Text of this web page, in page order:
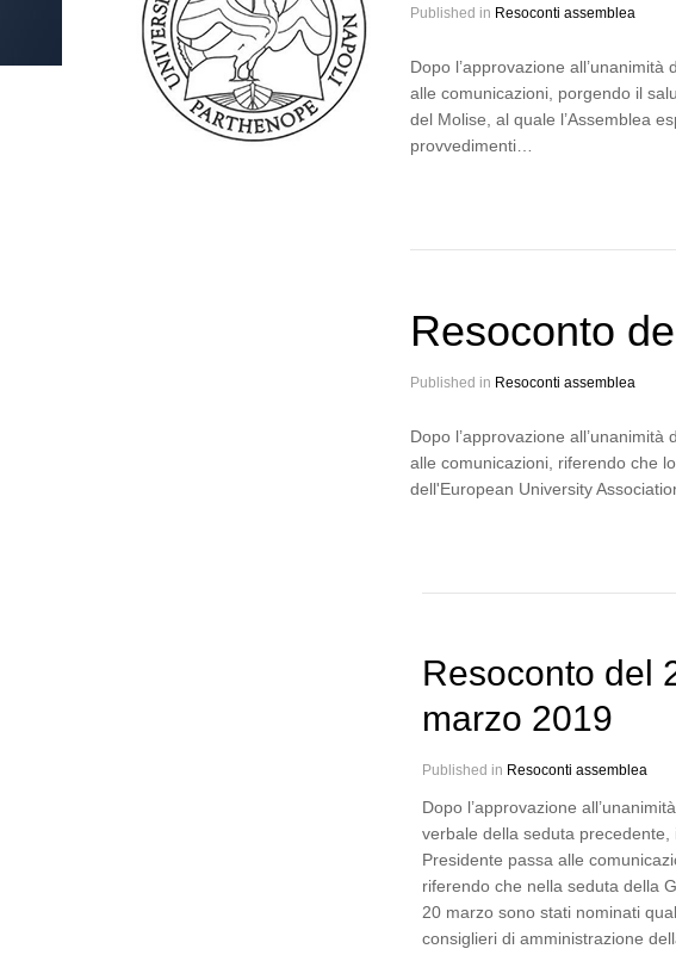
Published in Resoconti assemblea
Dopo l’approvazione
alle comunicazioni, porgendo il
del Molise, al quale l’Assemblea
provvedimenti…
Resoconto
Published in Resoconti assemblea
Dopo l’approvazione
alle comunicazioni, riferendo che
dell'European University
Resoconto del
marzo 2019
Published in Resoconti assemblea
Dopo l’approvazione
verbale della seduta precedente,
Presidente passa alle
riferendo che nella seduta della
20 marzo sono stati nominati
consiglieri di amministrazione